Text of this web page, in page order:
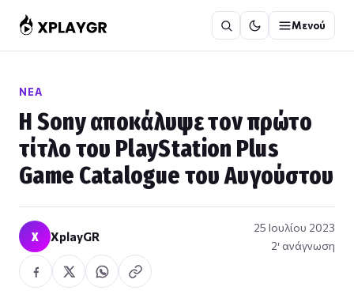
στο
περιεχόμενο
Μενού
ΝΈΑ
Η Sony αποκάλυψε τον πρώτο
τίτλο του PlayStation Plus
Game Catalogue του Αυγούστου
X XplayGR
25 Ιουλίου 2023
2′ ανάγνωση